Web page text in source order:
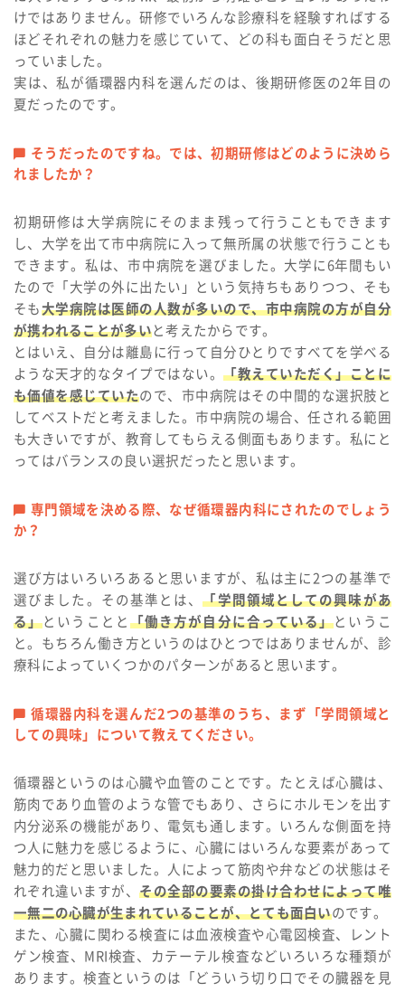
けではありません。研修でいろんな診療科を経験すればする
ほどそれぞれの魅力を感じていて、どの科も面白そうだと思
っていました。
実は、私が循環器内科を選んだのは、後期研修医の2年目の
夏だったのです。
そうだったのですね。では、初期研修はどのように決めら
れましたか？
初期研修は大学病院にそのまま残って行うこともできます
し、大学を出て市中病院に入って無所属の状態で行うことも
できます。私は、市中病院を選びました。大学に6年間もい
たので「大学の外に出たい」という気持ちもありつつ、そも
そも 大学病院は医師の人数が多いので、市中病院の方が自分
が携われることが多いと考えたからです。
とはいえ、自分は離島に行って自分ひとりですべてを学べる
ような天才的なタイプではない。「教えていただく」ことに
も価値を感じていたので、市中病院はその中間的な選択肢と
してベストだと考えました。市中病院の場合、任される範囲
も大きいですが、教育してもらえる側面もあります。私にと
ってはバランスの良い選択だったと思います。
専門領域を決める際、なぜ循環器内科にされたのでしょう
か？
選び方はいろいろあると思いますが、私は主に2つの基準で
選びました。その基準とは、「学問領域としての興味があ
る」ということと 「働き方が自分に合っている」というこ
と。もちろん働き方というのはひとつではありませんが、診
療科によっていくつかのパターンがあると思います。
循環器内科を選んだ2つの基準のうち、まず「学問領域と
しての興味」について教えてください。
循環器というのは心臓や血管のことです。たとえば心臓は、
筋肉であり血管のような管でもあり、さらにホルモンを出す
内分泌系の機能があり、電気も通します。いろんな側面を持
つ人に魅力を感じるように、心臓にはいろんな要素があって
魅力的だと思いました。人によって筋肉や弁などの状態はそ
れぞれ違いますが、その全部の要素の掛け合わせによって唯
一無二の心臓が生まれていることが、とても面白いのです。
また、心臓に関わる検査には血液検査や心電図検査、レント
ゲン検査、MRI検査、カテーテル検査などいろいろな種類が
あります。検査というのは「どういう切り口でその臓器を見